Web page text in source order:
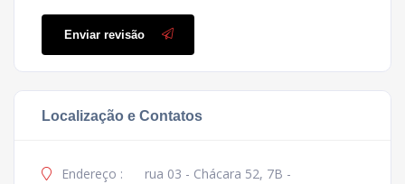
Enviar revisão
Localização e Contatos
Endereço :
rua 03 - Chácara 52, 7B -